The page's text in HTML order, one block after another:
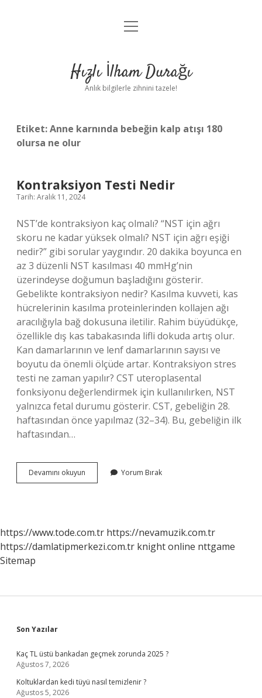
Anasayfa
Yasal Uyarı
menüyü
Hızlı İlham Durağı
Anlık bilgilerle zihnini tazele!
Etiket:Anne karnında bebeğin kalp atışı 180
olursa ne olur
Kontraksiyon Testi Nedir
Tarih: Aralık 11, 2024
NST’de kontraksiyon kaç olmalı? “NST için ağrı
skoru ne kadar yüksek olmalı? NST için ağrı eşiği
nedir?” gibi sorular yaygındır. 20 dakika boyunca en
az 3 düzenli NST kasılması 40 mmHg’nin
üzerindeyse doğumun başladığını gösterir.
Gebelikte kontraksiyon nedir? Kasılma kuvveti, kas
hücrelerinin kasılma proteinlerinden kollajen ağı
aracılığıyla bağ dokusuna iletilir. Rahim büyüdükçe,
özellikle dış kas tabakasında lifli dokuda artış olur.
Kan damarlarının ve lenf damarlarının sayısı ve
boyutu da önemli ölçüde artar. Kontraksiyon stres
testi ne zaman yapılır? CST uteroplasental
fonksiyonu değerlendirmek için kullanılırken, NST
yalnızca fetal durumu gösterir. CST, gebeliğin 28.
haftasından önce yapılmaz (32–34). Bu, gebeliğin ilk
haftasından…
Devamını okuyun Kontraksiyon
Testi
Yorum Bırak
https://www.tode.com.tr https://nevamuzik.com.tr
https://damlatipmerkezi.com.tr knight online nttgame
Sitemap
Sidebar
Son Yazılar
Kaç TL üstü bankadan geçmek zorunda 2025 ?
Ağustos 7, 2026
Koltuklardan kedi tüyü nasıl temizlenir ?
Ağustos 5, 2026